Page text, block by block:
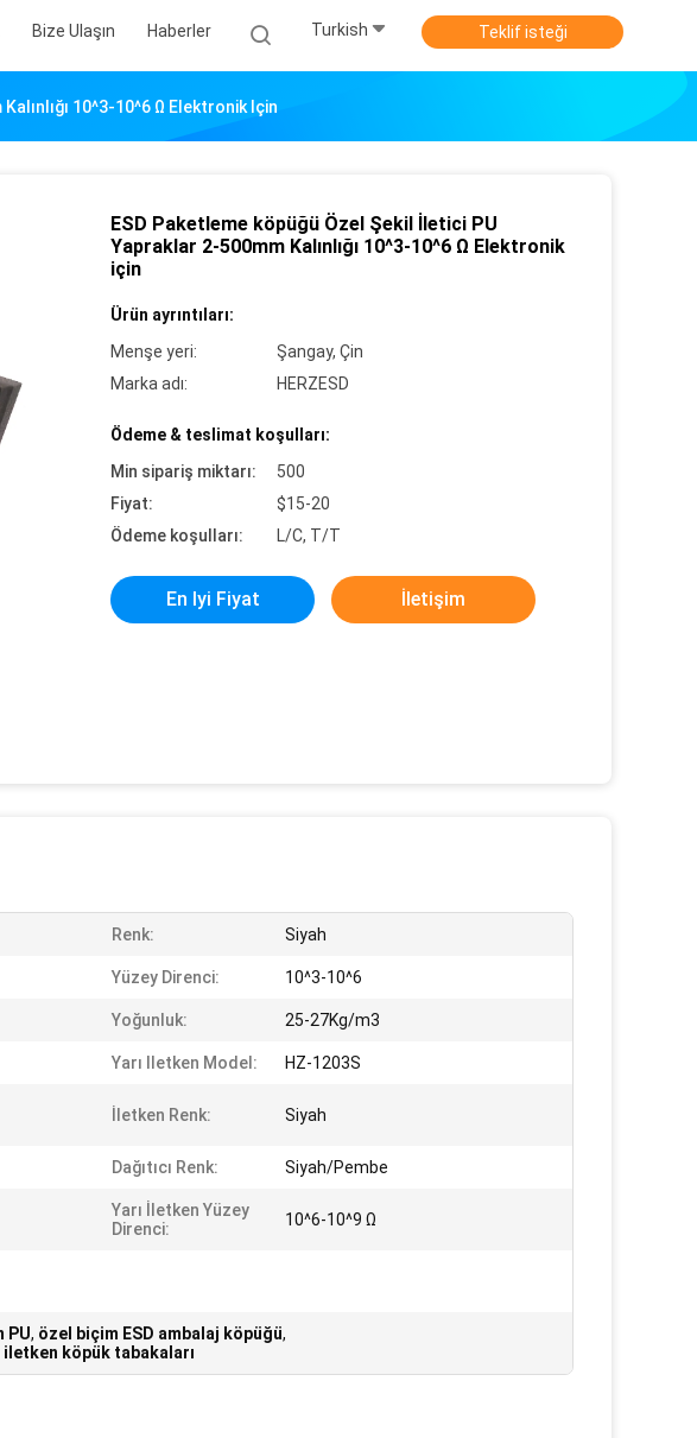
Bize Ulaşın Haberler Turkish Teklif isteği
10^3-10^6 Ω Elektronik Için
ESD Paketleme köpüğü Özel Şekil İletici PU
Yapraklar 2-500mm Kalınlığı 10^3-10^6 Ω Elektronik
için
Ürün ayrıntıları:
Menşe yeri:
Şangay, Çin
Marka adı:
HERZESD
Ödeme & teslimat koşulları:
Min sipariş miktarı:
500
Fiyat:
$15-20
Ödeme koşulları:
L/C, T/T
En Iyi Fiyat İletişim
Renk: Siyah
Yüzey Direnci: 10^3-10^6
Yoğunluk: 25-27Kg/m3
Yarı Iletken Model: HZ-1203S
İletken Renk: Siyah
Dağıtıcı Renk: Siyah/Pembe
Yarı İletken Yüzey
Direnci:
10^6-10^9 Ω
PU, özel biçim ESD ambalaj köpüğü,
köpük tabakaları